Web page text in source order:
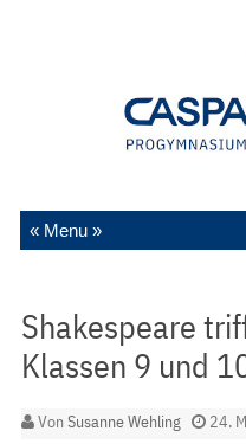
Shakespeare
Klassen 9 und
VonSusanne Wehling 24.